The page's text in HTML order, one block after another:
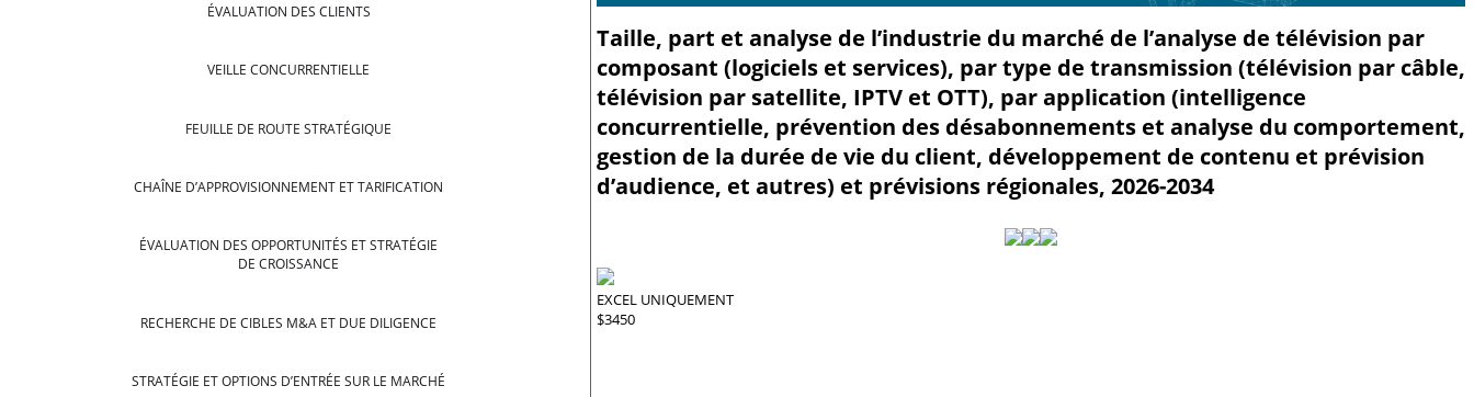
ÉVALUATION DES CLIENTS
VEILLE CONCURRENTIELLE
FEUILLE DE ROUTE STRATÉGIQUE
CHAÎNE D’APPROVISIONNEMENT ET TARIFICATION
ÉVALUATION DES OPPORTUNITÉS ET STRATÉGIE
DE CROISSANCE
RECHERCHE DE CIBLES M&A ET DUE DILIGENCE
STRATÉGIE ET OPTIONS D’ENTRÉE SUR LE MARCHÉ
Taille, part et analyse de l’industrie du marché de l’analyse de télévision par
composant (logiciels et services), par type de transmission (télévision par câble,
télévision par satellite, IPTV et OTT), par application (intelligence
concurrentielle, prévention des désabonnements et analyse du comportement,
gestion de la durée de vie du client, développement de contenu et prévision
d’audience, et autres) et prévisions régionales, 2026-2034
EXCEL UNIQUEMENT
$3450